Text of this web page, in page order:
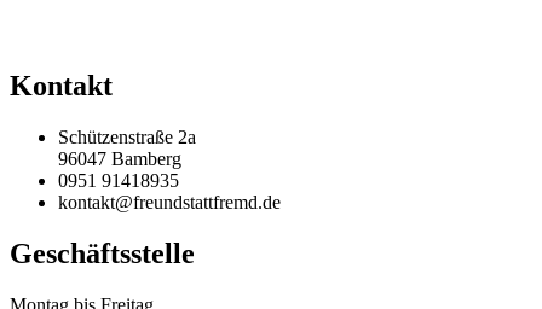
Kontakt
Schützenstraße 2a
96047 Bamberg
0951 91418935
kontakt@freundstattfremd.de
Geschäftsstelle
Montag bis Freitag